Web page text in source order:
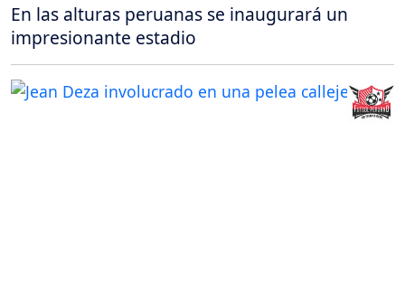
En las alturas peruanas se inaugurará un
impresionante estadio